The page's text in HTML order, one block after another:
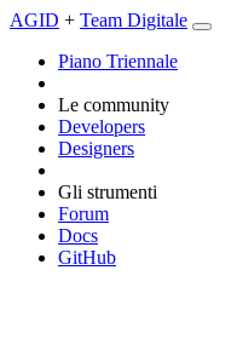
AGID + Team Digitale
Piano Triennale
Le community
Developers
Designers
Gli strumenti
Forum
Docs
GitHub